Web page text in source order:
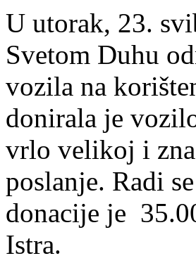
U utorak, 23.
Svetom Duhu
vozila na
donirala je
vrlo velikoj i
poslanje. Radi
donacije je
Istra.